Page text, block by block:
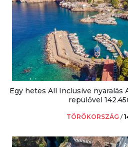
Egy hetes All Inclusive nyaralás
repülővel
TÖRÖKORSZÁG /